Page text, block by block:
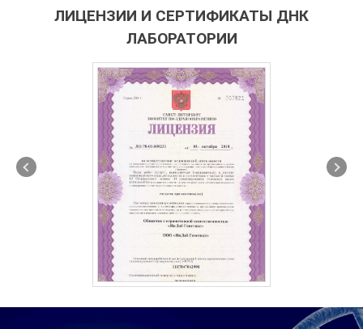
ЛИЦЕНЗИИ И СЕРТИФИКАТЫ ДНК
ЛАБОРАТОРИИ